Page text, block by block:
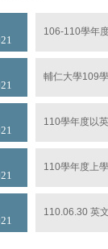
106-110學年
輔仁大學109
110學年度以
110學年度上
110.06.30 英